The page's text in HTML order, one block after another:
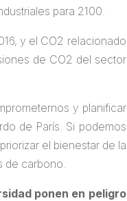
para 2100.
y el CO2 relacionado
de CO2 del sector
y planificar
de París. Si podemos
el bienestar de la
de carbono.
ponen en peligro